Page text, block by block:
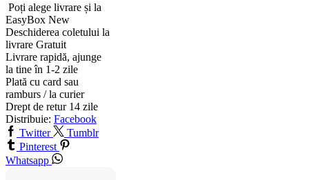
Poți alege livrare și la
EasyBox New
Deschiderea coletului la
livrare Gratuit
Livrare rapidă, ajunge
la tine în 1-2 zile
Plată cu card sau
ramburs / la curier
Drept de retur 14 zile
Distribuie: Facebook
Twitter
Tumblr
Pinterest
Whatsapp